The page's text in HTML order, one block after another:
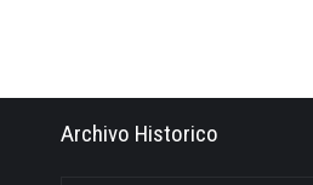
Archivo Historico